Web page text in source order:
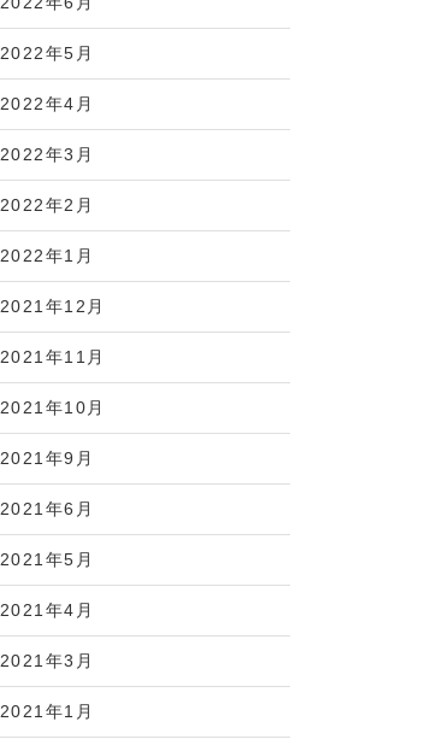
2022年5月
2022年4月
2022年3月
2022年2月
2022年1月
2021年12月
2021年11月
2021年10月
2021年9月
2021年6月
2021年5月
2021年4月
2021年3月
2021年1月